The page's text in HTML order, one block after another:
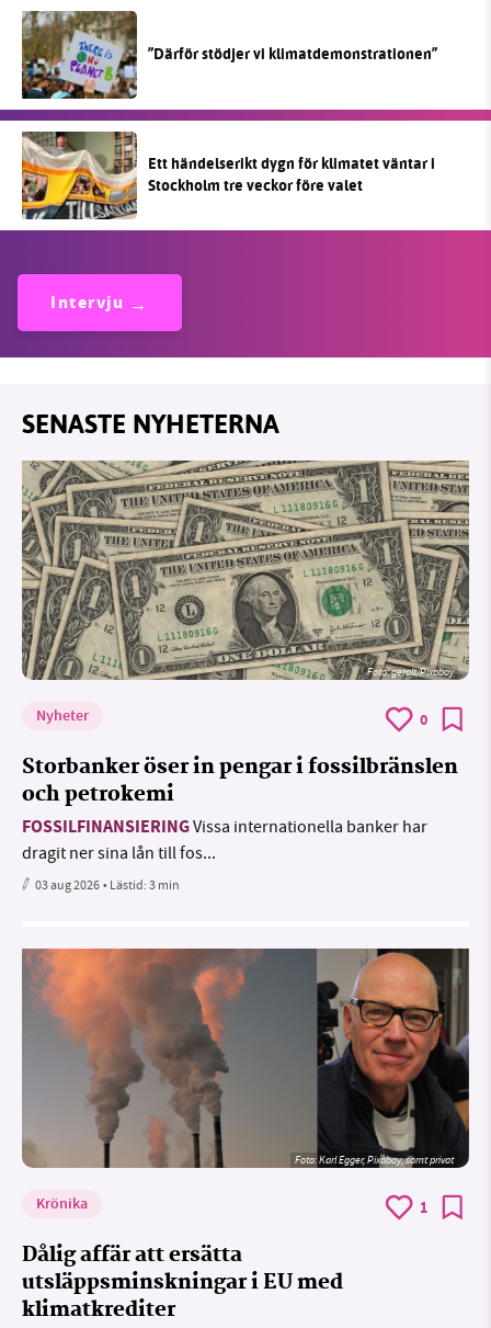
”Därför stödjer vi klimatdemonstrationen”
Ett händelserikt dygn för klimatet väntar i
Stockholm tre veckor före valet
Intervju
SENASTE NYHETERNA
Foto:geralt/Pixabay
Nyheter 0
Storbanker öser in pengar i fossilbränslen
och petrokemi
FOSSILFINANSIERINGVissa internationella banker har
dragit ner sina lån till fos...
03 aug 2026• Lästid:3 min
Foto:Karl Egger, Pixabay, samt privat
Krönika 1
Dålig affär att ersätta
utsläppsminskningar i EU med
klimatkrediter